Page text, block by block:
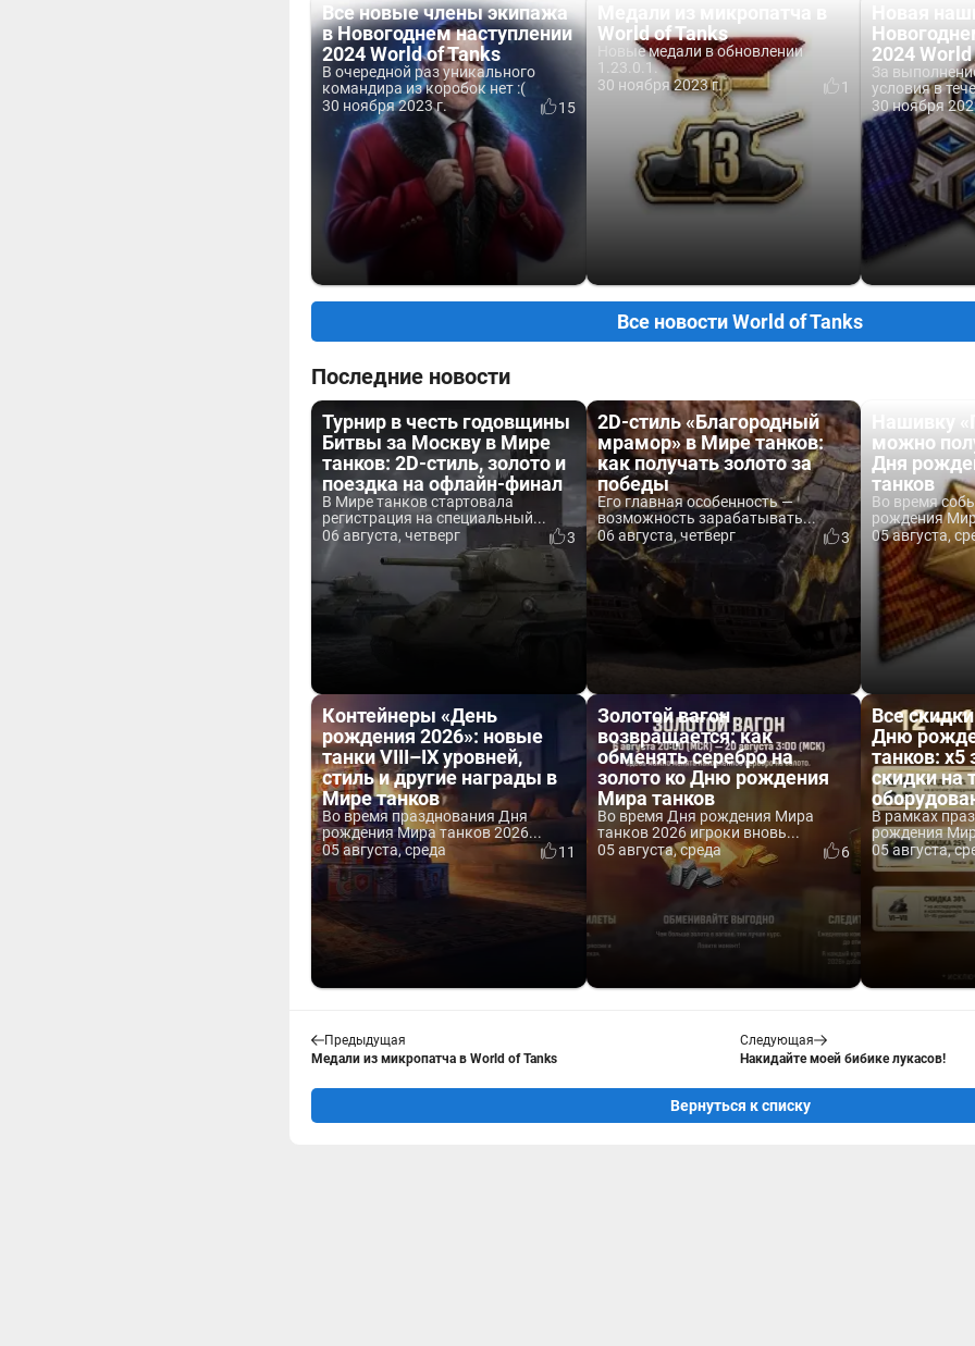
Все новые члены экипажа
в Новогоднем наступлении
2024 World of Tanks
В очередной раз уникального
командира из коробок нет :(
30 ноября 2023 г.
15
World of Tanks
Новые медали в обновлении
1.23.0.1.
30 ноября 2023 г.
1
2024
За
условия в
30 ноября
Все новости World of Tanks
Последние новости
Турнир в честь годовщины
Битвы за Москву в Мире
танков: 2D-стиль, золото и
поездка на офлайн-финал
В Мире танков стартовала
регистрация на специальный...
06 августа, четверг
3
2D-стиль «Благородный
мрамор» в Мире танков:
как получать золото за
победы
Его главная особенность —
возможность зарабатывать...
06 августа, четверг
3
Нашивку
можно
Дня
танков
Во время
рождения
05 августа,
Контейнеры «День
рождения 2026»: новые
танки VIII–IX уровней,
стиль и другие награды в
Мире танков
Во время празднования Дня
рождения Мира танков 2026...
05 августа, среда
11
Золотой вагон
возвращается: как
обменять серебро на
золото ко Дню рождения
Мира танков
Во время Дня рождения Мира
танков 2026 игроки вновь...
05 августа, среда
6
Все
Дню
танков: x5
скидки на
В рамках
рождения
05 августа,
Предыдущая
Медали из микропатча в World of Tanks
Следующая
Накидайте моей бибике лукасов!
Вернуться к списку